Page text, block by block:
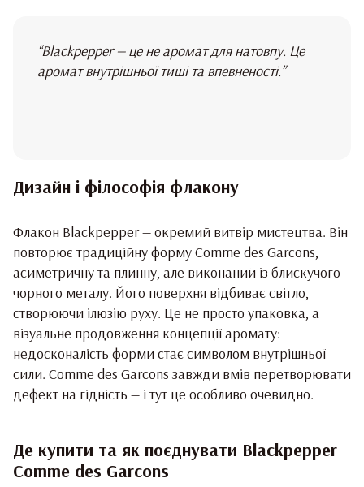
“Blackpepper — це не аромат для натовпу. Це
аромат внутрішньої тиші та впевненості.”
Дизайн і філософія флакону
Флакон Blackpepper — окремий витвір мистецтва. Він
повторює традиційну форму Comme des Garcons,
асиметричну та плинну, але виконаний із блискучого
чорного металу. Його поверхня відбиває світло,
створюючи ілюзію руху. Це не просто упаковка, а
візуальне продовження концепції аромату:
недосконалість форми стає символом внутрішньої
сили. Comme des Garcons завжди вмів перетворювати
дефект на гідність — і тут це особливо очевидно.
Де купити та як поєднувати Blackpepper
Comme des Garcons